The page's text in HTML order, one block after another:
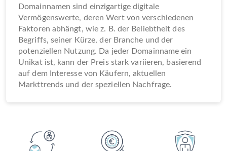
Domainnamen sind einzigartige digitale
Vermögenswerte, deren Wert von verschiedenen
Faktoren abhängt, wie z. B. der Beliebtheit des
Begriffs, seiner Kürze, der Branche und der
potenziellen Nutzung. Da jeder Domainname ein
Unikat ist, kann der Preis stark variieren, basierend
auf dem Interesse von Käufern, aktuellen
Markttrends und der speziellen Nachfrage.